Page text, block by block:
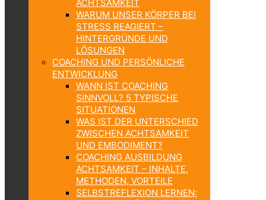
ACHTSAMKEIT
WARUM UNSER KÖRPER BEI
STRESS REAGIERT –
HINTERGRÜNDE UND
LÖSUNGEN
COACHING UND PERSÖNLICHE
ENTWICKLUNG
WANN IST COACHING
SINNVOLL? 5 TYPISCHE
SITUATIONEN
WAS IST DER UNTERSCHIED
ZWISCHEN ACHTSAMKEIT
UND EMBODIMENT?
COACHING AUSBILDUNG
ACHTSAMKEIT – INHALTE,
METHODEN, VORTEILE
SELBSTREFLEXION LERNEN: